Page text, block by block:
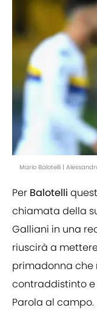
Mario Balotelli |
Per Balotelli
chiamata della
Galliani in una
riuscirà a
primadonna che
contraddistinto e
Parola al campo.